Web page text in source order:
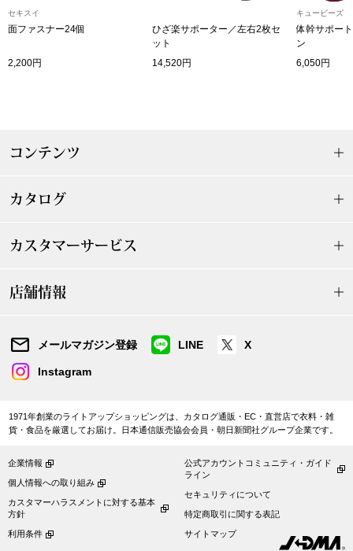
すべて見る
プ
ス
その他
おすすめブラ
ザ･ノース･フ
ヘリーハンセン
カンタベリー
おすすめ特集
【特集】
【特集】
セキスイ
面ファスナー24個
2,200円
ひざ楽サポーター／左右2枚セ
ット
14,520円
キュービーズ
体幹サポー
ン
6,050円
コンテンツ
カタログ
カスタマーサービス
店舗情報
メールマガジン登録 LINE X
Instagram
1971年創業のライトアップショッピングは、カタログ通販・EC・直営店で衣料・雑
貨・食品を厳選してお届け。日本通信販売協会会員・朝日新聞社グループ企業です。
企業情報
個人情報への取り組み
カスタマーハラスメントに対する基本
方針
利用条件
公式アカウントコミュニティ・ガイド
ライン
セキュリティについて
特定商取引に関する表記
サイトマップ